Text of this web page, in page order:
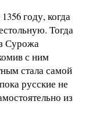
году, когда
Тогда
Сурожа
с ним
стала самой
русские не
из